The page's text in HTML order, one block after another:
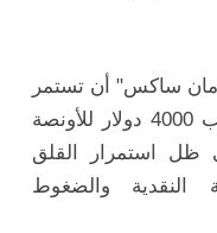
ساكس" أن تستمر
الزخمات التصاعدية وأن يبلغ الذهب 4000 دولار للأونصة
ظل استمرار القلق
النقدية والضغوط